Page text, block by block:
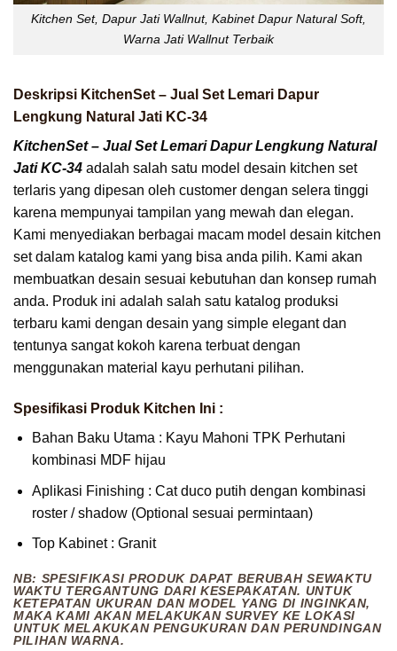
Kitchen Set, Dapur Jati Wallnut, Kabinet Dapur Natural Soft,
Warna Jati Wallnut Terbaik
Deskripsi KitchenSet – Jual Set Lemari Dapur
Lengkung Natural Jati KC-34
KitchenSet – Jual Set Lemari Dapur Lengkung Natural
Jati KC-34 adalah salah satu model desain kitchen set
terlaris yang dipesan oleh customer dengan selera tinggi
karena mempunyai tampilan yang mewah dan elegan.
Kami menyediakan berbagai macam model desain kitchen
set dalam katalog kami yang bisa anda pilih. Kami akan
membuatkan desain sesuai kebutuhan dan konsep rumah
anda. Produk ini adalah salah satu katalog produksi
terbaru kami dengan desain yang simple elegant dan
tentunya sangat kokoh karena terbuat dengan
menggunakan material kayu perhutani pilihan.
Spesifikasi Produk Kitchen Ini :
Bahan Baku Utama : Kayu Mahoni TPK Perhutani
kombinasi MDF hijau
Aplikasi Finishing : Cat duco putih dengan kombinasi
roster / shadow (Optional sesuai permintaan)
Top Kabinet : Granit
NB: SPESIFIKASI PRODUK DAPAT BERUBAH SEWAKTU
WAKTU TERGANTUNG DARI KESEPAKATAN. UNTUK
KETEPATAN UKURAN DAN MODEL YANG DI INGINKAN,
MAKA KAMI AKAN MELAKUKAN SURVEY KE LOKASI
UNTUK MELAKUKAN PENGUKURAN DAN PERUNDINGAN
PILIHAN WARNA.